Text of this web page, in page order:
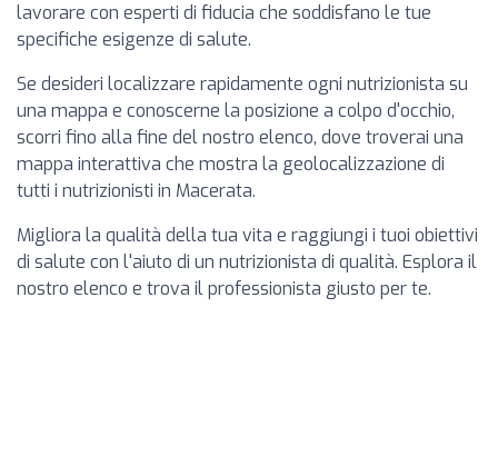
lavorare con esperti di fiducia che soddisfano le tue
specifiche esigenze di salute.
Se desideri localizzare rapidamente ogni nutrizionista su
una mappa e conoscerne la posizione a colpo d'occhio,
scorri fino alla fine del nostro elenco, dove troverai una
mappa interattiva che mostra la geolocalizzazione di
tutti i nutrizionisti in Macerata.
Migliora la qualità della tua vita e raggiungi i tuoi obiettivi
di salute con l'aiuto di un nutrizionista di qualità. Esplora il
nostro elenco e trova il professionista giusto per te.